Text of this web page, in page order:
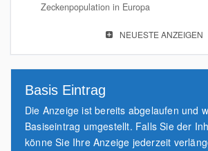
Zeckenpopulation in Europa
NEUESTE ANZEIGEN
Basis Eintrag
Die Anzeige ist bereits abgelaufen und
Basiseintrag umgestellt. Falls Sie der
könne Sie Ihre Anzeige jederzeit